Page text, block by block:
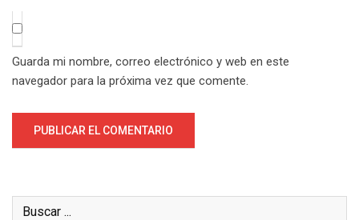
Guarda mi nombre, correo electrónico y web en este
navegador para la próxima vez que comente.